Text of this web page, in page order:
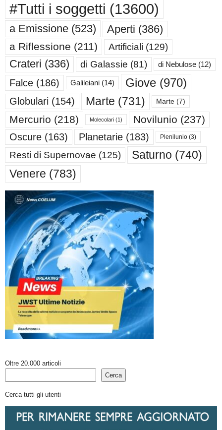
#Tutti i soggetti (13600)
a Emissione (523) Aperti (386)
a Riflessione (211) Artificiali (129)
Crateri (336) di Galassie (81) di Nebulose (12)
Falce (186) Galileiani (14) Giove (970)
Globulari (154) Marte (731) Marte (7)
Mercurio (218) Molecolari (1) Novilunio (237)
Oscure (163) Planetarie (183) Plenilunio (3)
Resti di Supernovae (125) Saturno (740)
Venere (783)
Oltre 20.000 articoli
Cerca
Cerca tutti gli utenti